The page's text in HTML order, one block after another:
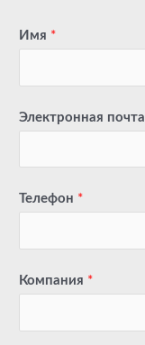
Имя *
Электронная почта
Телефон *
Компания *